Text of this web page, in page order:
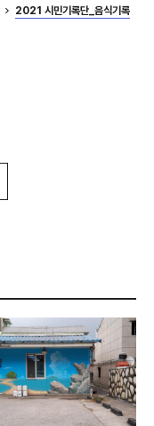
2021 시민기록단_음식기록